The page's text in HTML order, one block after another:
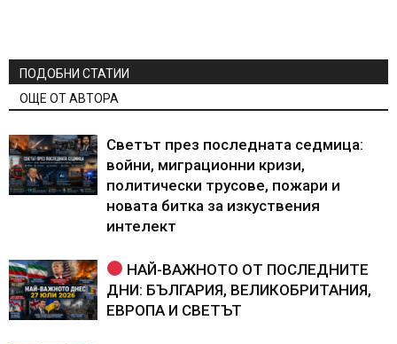
ПОДОБНИ СТАТИИ
ОЩЕ ОТ АВТОРА
Светът през последната седмица:
войни, миграционни кризи,
политически трусове, пожари и
новата битка за изкуствения
интелект
НАЙ-ВАЖНОТО ОТ ПОСЛЕДНИТЕ
ДНИ: БЪЛГАРИЯ, ВЕЛИКОБРИТАНИЯ,
ЕВРОПА И СВЕТЪТ